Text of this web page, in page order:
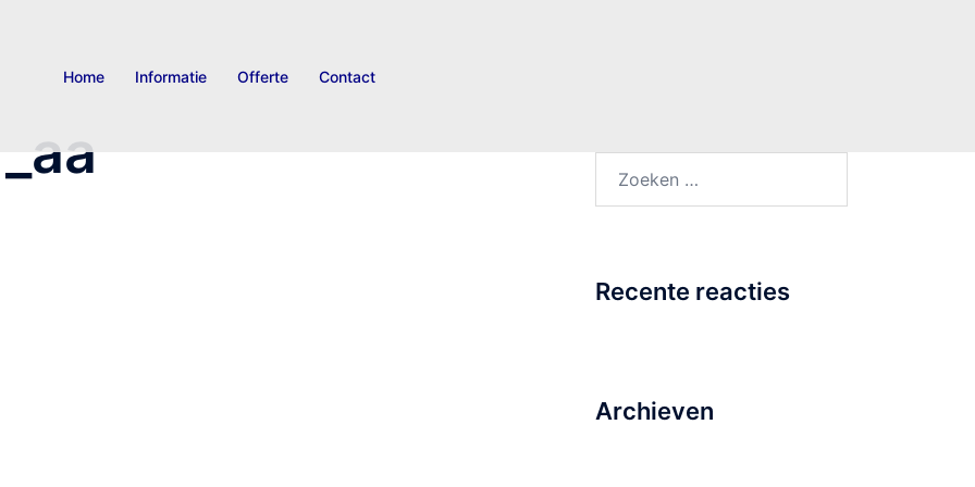
Home Informatie Offerte Contact
Recente reacties
Archieven